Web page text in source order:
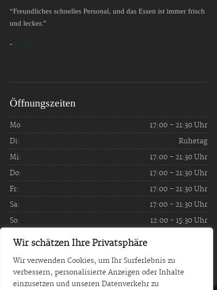
Wir schätzen Ihre Privatsphäre
Wir verwenden Cookies, um Ihr Surferlebnis zu
verbessern, personalisierte Anzeigen oder Inhalte
einzusetzen und unseren Datenverkehr zu
“Freundliches schnelles Personal, und das Essen ist immer frisch
und lecker.”
-   
Öffnungszeiten
Mo
17:00 - 21:30 Uhr
Di:
Ruhetag
Mi:
17:00 - 21:30 Uhr
Do:
17:00 - 21:30 Uhr
Fr:
17:00 - 21:30 Uhr
Sa:
17:00 - 21:30 Uhr
So:
12:00 - 15:30 Uhr
und 17:00 - 21:30 Uhr